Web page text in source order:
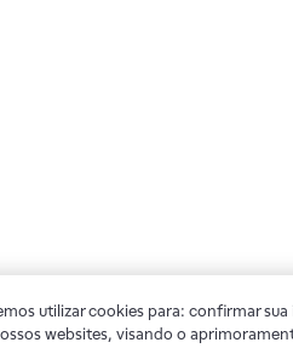
utilizar cookies para: confirmar
websites, visando o